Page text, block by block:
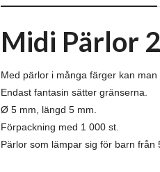
Midi Pärlor
Med pärlor i många färger kan
Endast fantasin sätter gränserna.
Ø 5 mm, längd 5 mm.
Förpackning med 1 000 st.
Pärlor som lämpar sig för barn från